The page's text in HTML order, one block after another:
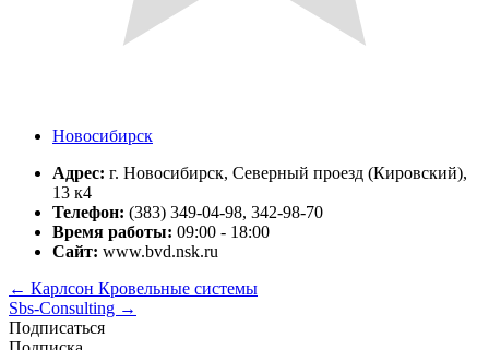
Новосибирск
Адрес: г. Новосибирск, Северный проезд (Кировский),
13 к4
Телефон: (383) 349-04-98, 342-98-70
Время работы: 09:00 - 18:00
Сайт: www.bvd.nsk.ru
← Карлсон Кровельные системы
Sbs-Consulting →
Подписаться